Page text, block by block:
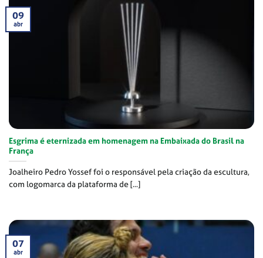
Esgrima é eternizada em homenagem na Embaixada do Brasil na
França
Joalheiro Pedro Yossef foi o responsável pela criação da escultura,
com logomarca da plataforma de [...]
09
abr
07
abr